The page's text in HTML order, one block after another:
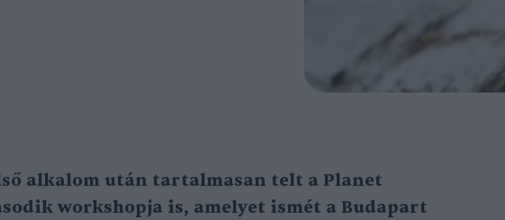
alkalom után tartalmasan telt a Planet
workshopja is, amelyet ismét a Budapart